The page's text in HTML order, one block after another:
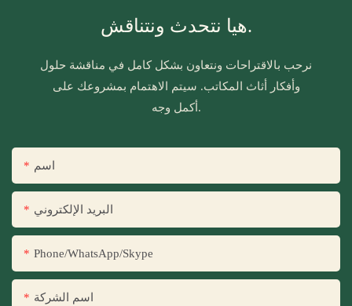
هيا نتحدث ونتناقش.
نرحب بالاقتراحات ونتعاون بشكل كامل في مناقشة حلول
وأفكار أثاث المكاتب. سيتم الاهتمام بمشروعك على
أكمل وجه.
اسم
البريد الإلكتروني
Phone/WhatsApp/Skype
اسم الشركة